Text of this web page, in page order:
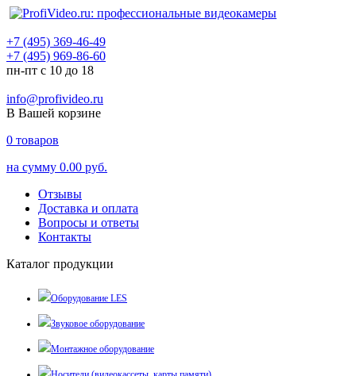
+7 (495) 369-46-49
+7 (495) 969-86-60
пн-пт с 10 до 18
info@profivideo.ru
В Вашей корзине
0 товаров
на сумму 0.00 руб.
Отзывы
Доставка и оплата
Вопросы и ответы
Контакты
Каталог продукции
Оборудование LES
Звуковое оборудование
Монтажное оборудование